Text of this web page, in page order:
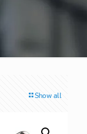
Show all